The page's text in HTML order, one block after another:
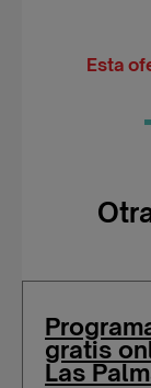
Esta
gratis
Las